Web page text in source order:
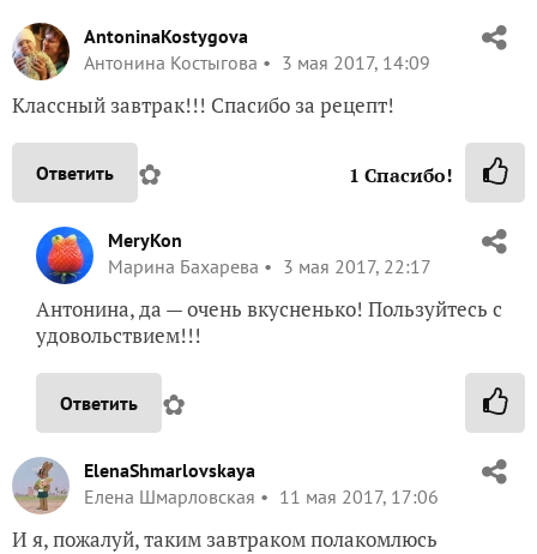
AntoninaKostygova
Антонина Костыгова
3 мая 2017, 14:09
Классный завтрак!!! Спасибо за рецепт!
Ответить ✿ 1 Спасибо!
MeryKon
Марина Бахарева
3 мая 2017, 22:17
Антонина, да — очень вкусненько! Пользуйтесь с
удовольствием!!!
Ответить ✿
ElenaShmarlovskaya
Елена Шмарловская
11 мая 2017, 17:06
И я, пожалуй, таким завтраком полакомлюсь